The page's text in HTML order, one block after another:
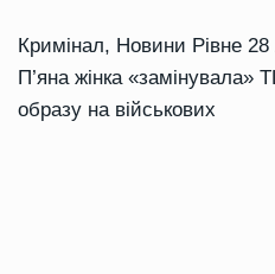
Кримінал, Новини Рівне 28
П’яна жінка «замінувала»
образу на військових